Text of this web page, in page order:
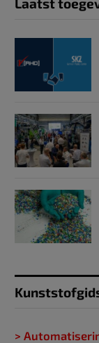
Laatst
>